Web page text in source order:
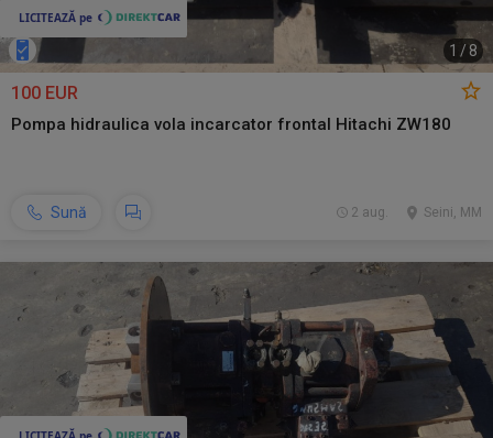
1 / 8
100 EUR
Pompa hidraulica vola incarcator frontal Hitachi ZW180
Sună Seini, MM
2 aug.